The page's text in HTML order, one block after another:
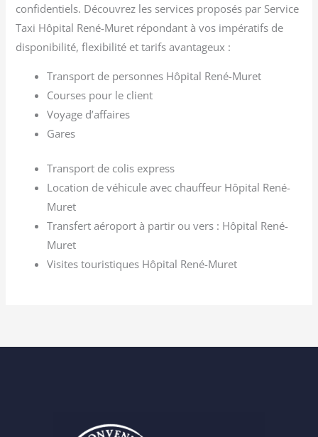
confidentiels. Découvrez les services proposés par Service
Taxi Hôpital René-Muret répondant à vos impératifs de
disponibilité, flexibilité et tarifs avantageux :
Transport de personnes Hôpital René-Muret
Courses pour le client
Voyage d’affaires
Gares
Transport de colis express
Location de véhicule avec chauffeur Hôpital René-
Muret
Transfert aéroport à partir ou vers : Hôpital René-
Muret
Visites touristiques Hôpital René-Muret